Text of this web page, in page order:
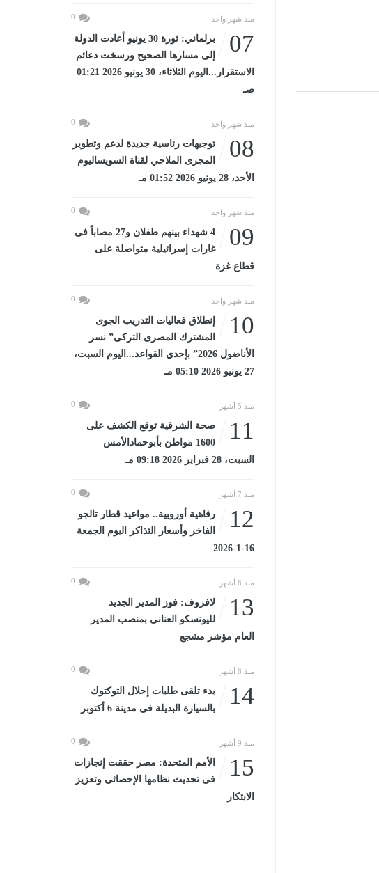
منذ شهر واحد 0
07
برلماني: ثورة 30 يونيو أعادت الدولة
إلى مسارها الصحيح ورسخت دعائم
الاستقرار...اليوم الثلاثاء، 30 يونيو 2026 01:21
صـ
منذ شهر واحد 0
08
توجيهات رئاسية جديدة لدعم وتطوير
المجرى الملاحي لقناة السويساليوم
الأحد، 28 يونيو 2026 01:52 مـ
منذ شهر واحد 0
09
4 شهداء بينهم طفلان و27 مصاباً فى
غارات إسرائيلية متواصلة على
قطاع غزة
منذ شهر واحد 0
10
إنطلاق فعاليات التدريب الجوى
المشترك المصرى التركى” نسر
الأناضول 2026” بإحدي القواعد...اليوم السبت،
27 يونيو 2026 05:10 مـ
منذ 5 أشهر 0
11
صحة الشرقية توقع الكشف على
1600 مواطن بأبوحمادالأمس
السبت، 28 فبراير 2026 09:18 مـ
منذ 7 أشهر 0
12
رفاهية أوروبية.. مواعيد قطار تالجو
الفاخر وأسعار التذاكر اليوم الجمعة
16-1-2026
منذ 8 أشهر 0
13
لافروف: فوز المدير الجديد
لليونسكو العنانى بمنصب المدير
العام مؤشر مشجع
منذ 8 أشهر 0
14
بدء تلقى طلبات إحلال التوكتوك
بالسيارة البديلة فى مدينة 6 أكتوبر
منذ 9 أشهر 0
15
الأمم المتحدة: مصر حققت إنجازات
فى تحديث نظامها الإحصائى وتعزيز
الابتكار